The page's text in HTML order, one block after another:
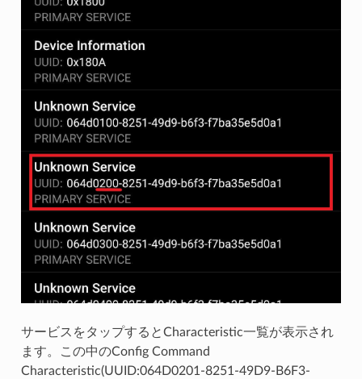
サービスをタップするとCharacteristic一覧が表示され
ます。この中のConfig Command
Characteristic(UUID:064D0201-8251-49D9-B6F3-